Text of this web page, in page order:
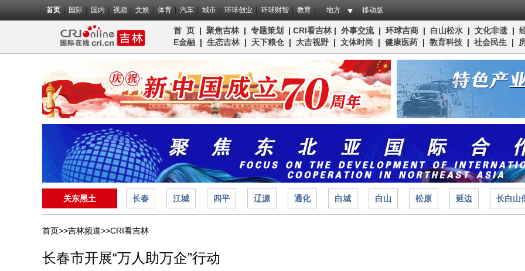
首页 国际 国内 视频 文娱 体育 汽车 城市 环球创业 环球财智 教育 地方 移动版
首 页 | 聚焦吉林| 专题策划 | CRI看吉林 | 外事交流| 环球吉商 | 白山松水 | 文化非遗 |
E金融 | 生态吉林| 天下粮仓 | 大吉视野 | 文体时尚 | 健康医药 | 教育科技 | 社会民生 |
关东黑土 长春 江城 四平 辽源 通化 白城 白山 松原 延边 长白山
首页>>吉林频道>>CRI看吉林
长春市开展“万人助万企”行动